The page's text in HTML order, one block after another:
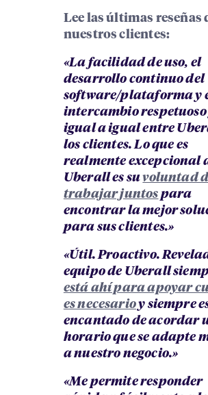
Lee las últimas reseñas
nuestros clientes:
«La facilidad de uso, el
desarrollo continuo del
software/plataforma y
intercambio respetuoso
igual a igual entre
los clientes. Lo que es
realmente excepcional
Uberall es suvoluntad
trabajar juntos para
encontrar la mejor
para sus clientes.»
«Útil. Proactivo.
equipo de Uberall
está ahí para apoyar
es necesarioy siempre
encantado de acordar
horario que se adapte
a nuestro negocio.»
«Me permite responder